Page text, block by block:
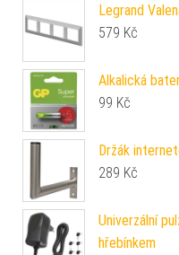
Legrand
579 Kč
Alkalická
99 Kč
Držák
289 Kč
Univerzální
hřebínkem